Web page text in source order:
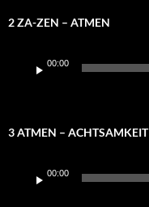
2 ZA-ZEN – ATMEN
Player
00:00
3 ATMEN – ACHTSAMKEIT
Player
00:00